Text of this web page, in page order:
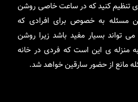
تنظیم کنید که در ساعت خاصی روشن
مسئله به خصوص برای افرادی که
تواند بسیار مفید باشد زیرا روشن
منزله ی این است که فردی در خانه
مانع از حضور سارقین خواهد شد.